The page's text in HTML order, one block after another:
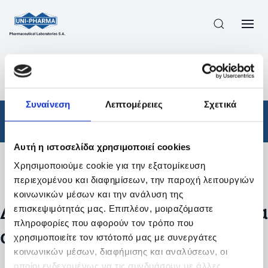
Συναίνεση Λεπτομέρειες Σχετικά
Αυτή η ιστοσελίδα χρησιμοποιεί cookies
Χρησιμοποιούμε cookie για την εξατομίκευση
περιεχομένου και διαφημίσεων, την παροχή λειτουργιών
κοινωνικών μέσων και την ανάλυση της
επισκεψιμότητάς μας. Επιπλέον, μοιραζόμαστε
πληροφορίες που αφορούν τον τρόπο που
χρησιμοποιείτε τον ιστότοπό μας με συνεργάτες
κοινωνικών μέσων, διαφήμισης και αναλύσεων, οι
οποίοι ενδεχομένως να τις συνδυάσουν με άλλες
ΠΡΟΪΟΝΤΑ ΣΥΝΤΑΓΟΓΡΑΦΟΎΜΕΝΑ
/
ΑΠΟΤΕΛΕΣΜΑΤΑ ΑΝΑΖΗΤΗΣΗΣ
Φάρμακα / Συνταγογραφούμενα
Φίλτρα
Δεν βρέθηκαν προϊόντα με τα
συγκεκριμένα φίλτρα